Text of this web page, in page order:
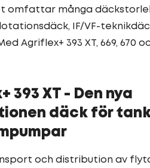
omfattar många
IF/VF-
Agriflex+ 393 XT, 669,
393 XT - Den nya
däck för
och distribution av